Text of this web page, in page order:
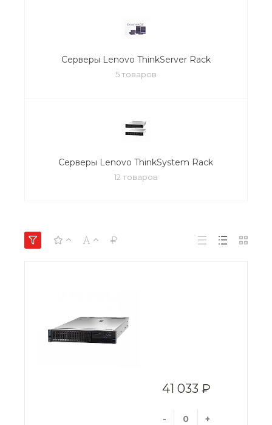
Серверы Lenovo ThinkServer Rack
5 товаров
Серверы Lenovo ThinkSystem Rack
12 товаров
41 033 ₽
- +